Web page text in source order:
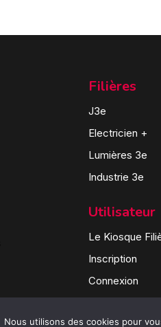
Filières
J3e
Electricien +
Lumières 3e
Industrie 3e
Utilisateur
Le Kiosque
Inscription
Connexion
Nous utilisons des cookies pour